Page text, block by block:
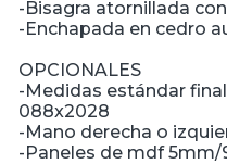
-Bisagra atornillada
-Enchapada en cedro
OPCIONALES
-Medidas estándar
088x2028
-Mano derecha o
-Paneles de mdf 5mm/